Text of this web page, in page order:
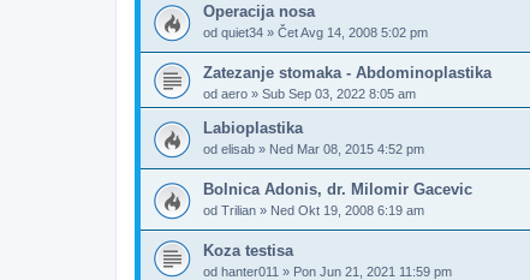
Operacija nosa
od quiet34 » Čet Avg 14, 2008 5:02 pm
Zatezanje stomaka - Abdominoplastika
od aero » Sub Sep 03, 2022 8:05 am
Labioplastika
od elisab » Ned Mar 08, 2015 4:52 pm
Bolnica Adonis, dr. Milomir Gacevic
od Trilian » Ned Okt 19, 2008 6:19 am
Koza testisa
od hanter011 » Pon Jun 21, 2021 11:59 pm